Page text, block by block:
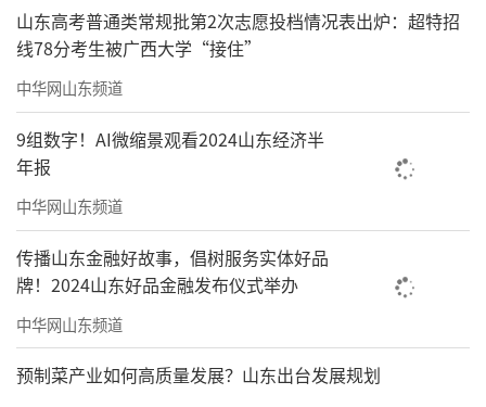
山东高考普通类常规批第2次志愿投档情况表出炉：超特招
线78分考生被广西大学“接住”
中华网山东频道
9组数字！AI微缩景观看2024山东经济半
年报
中华网山东频道
传播山东金融好故事，倡树服务实体好品
牌！2024山东好品金融发布仪式举办
中华网山东频道
预制菜产业如何高质量发展？山东出台发展规划